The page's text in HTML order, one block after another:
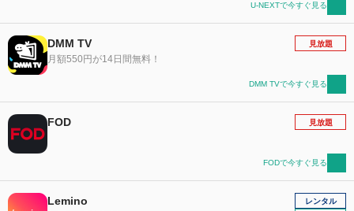
U-NEXTで今すぐ見る
DMM TV
月額550円が14日間無料！
見放題
DMM TVで今すぐ見る
FOD 見放題
FODで今すぐ見る
Lemino
レンタル